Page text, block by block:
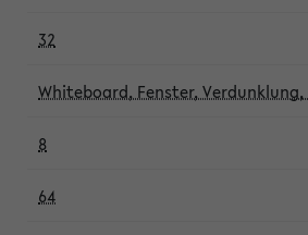
32
Whiteboard, Fenster,
8
64